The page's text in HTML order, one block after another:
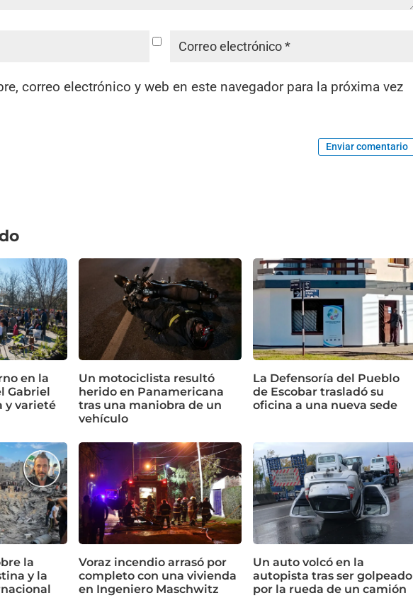
correo electrónico y web en este navegador para la próxima vez
Enviar comentario
en la
Gabriel
y varieté
Un motociclista resultó
herido en Panamericana
tras una maniobra de un
vehículo
La Defensoría del Pueblo
de Escobar trasladó su
oficina a una nueva sede
la
y la
Voraz incendio arrasó por
completo con una vivienda
en Ingeniero Maschwitz
Un auto volcó en la
autopista tras ser golpeado
por la rueda de un camión